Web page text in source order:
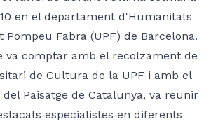
en el departament d'Humanitats
Pompeu Fabra (UPF) de Barcelona.
va comptar amb el recolzament de
de Cultura de la UPF i amb el
Paisatge de Catalunya, va reunir
especialistes en diferents